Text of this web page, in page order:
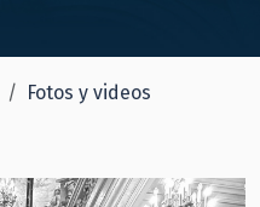
Fotos y videos